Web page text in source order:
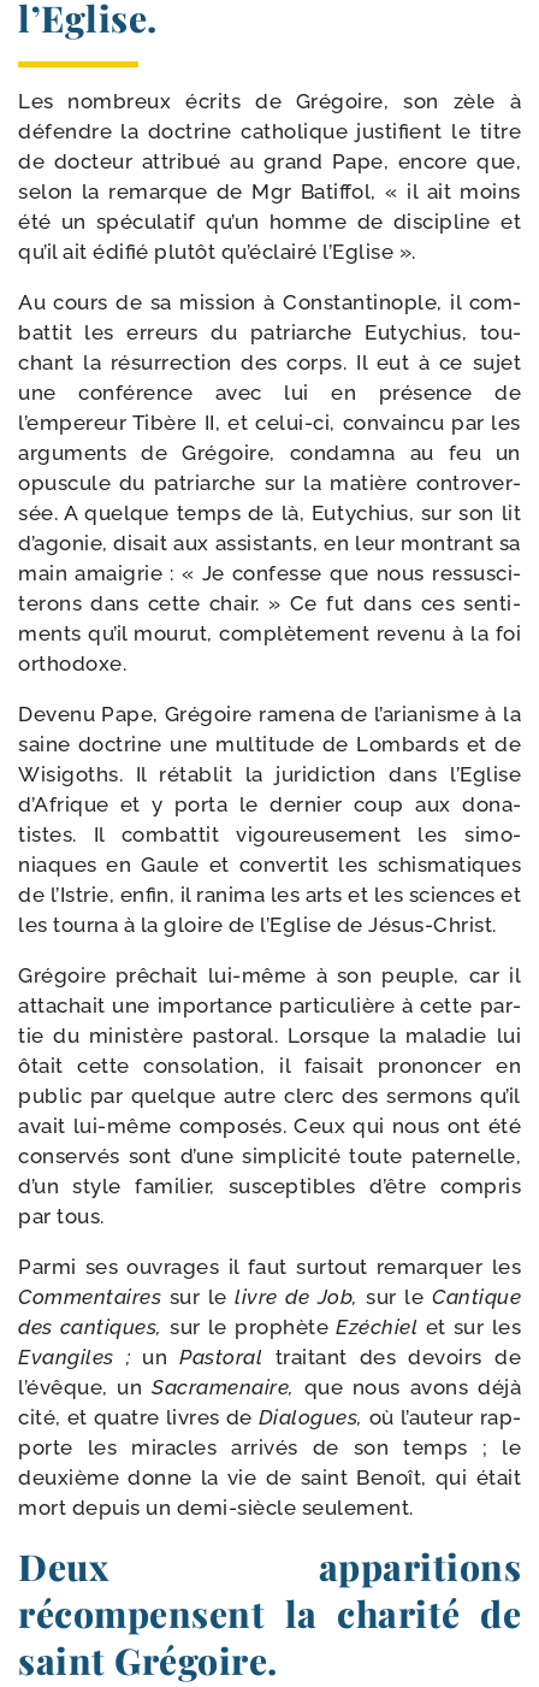
l’Eglise.
Les nom­breux écrits de Grégoire, son zèle à
défendre la doc­trine catho­lique jus­ti­fient le titre
de doc­teur attri­bué au grand Pape, encore que,
selon la remarque de Mgr Batiffol, « il ait moins
été un spé­cu­la­tif qu’un homme de dis­ci­pline et
qu’il ait édi­fié plu­tôt qu’éclairé l’Eglise ».
Au cours de sa mis­sion à Constantinople, il com­
bat­tit les erreurs du patriarche Eutychius, tou­
chant la résur­rec­tion des corps. Il eut à ce sujet
une confé­rence avec lui en pré­sence de
l’empereur Tibère II, et celui-​ci, convain­cu par les
argu­ments de Grégoire, condam­na au feu un
opus­cule du patriarche sur la matière contro­ver­
sée. A quelque temps de là, Eutychius, sur son lit
d’agonie, disait aux assis­tants, en leur mon­trant sa
main amai­grie : « Je confesse que nous res­sus­ci­
te­rons dans cette chair. » Ce fut dans ces sen­ti­
ments qu’il mou­rut, com­plè­te­ment reve­nu à la foi
orthodoxe.
Devenu Pape, Grégoire rame­na de l’arianisme à la
saine doc­trine une mul­ti­tude de Lombards et de
Wisigoths. Il réta­blit la juri­dic­tion dans l’Eglise
d’Afrique et y por­ta le der­nier coup aux dona­
tistes. Il com­bat­tit vigou­reu­se­ment les simo­
niaques en Gaule et conver­tit les schis­ma­tiques
de l’Istrie, enfin, il rani­ma les arts et les sciences et
les tour­na à la gloire de l’Eglise de Jésus-Christ.
Grégoire prê­chait lui-​même à son peuple, car il
atta­chait une impor­tance par­ti­cu­lière à cette par­
tie du minis­tère pas­to­ral. Lorsque la mala­die lui
ôtait cette conso­la­tion, il fai­sait pro­non­cer en
public par quelque autre clerc des ser­mons qu’il
avait lui-​même com­po­sés. Ceux qui nous ont été
conser­vés sont d’une sim­pli­ci­té toute pater­nelle,
d’un style fami­lier, sus­cep­tibles d’être com­pris
par tous.
Parmi ses ouvrages il faut sur­tout remar­quer les
Commentaires sur lelivre de Job, sur le Cantique
des can­tiques, sur le pro­phèteEzéchiel et sur les
Evangiles ; unPastoral trai­tant des devoirs de
l’évêque, unSacramenaire, que nous avons déjà
cité, et quatre livres de Dialogues, où l’auteur rap­
porte les miracles arri­vés de son temps ; le
deuxième donne la vie de saint Benoît, qui était
mort depuis un demi-​siècle seulement.
Deux apparitions
récompensent la charité de
saint Grégoire.